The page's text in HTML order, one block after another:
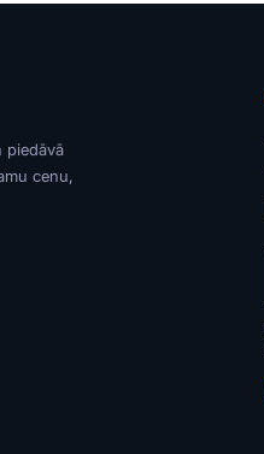
piedāvā
cenu,